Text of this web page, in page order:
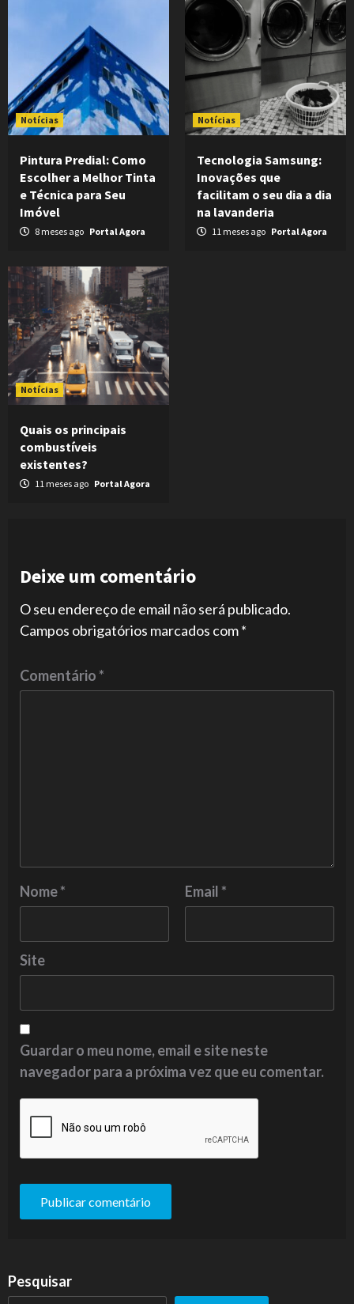
Notícias
Pintura Predial: Como
Escolher a Melhor Tinta
e Técnica para Seu
Imóvel
8 meses ago Portal Agora
Notícias
Tecnologia Samsung:
Inovações que
facilitam o seu dia a dia
na lavanderia
11 meses ago Portal Agora
Notícias
Quais os principais
combustíveis
existentes?
11 meses ago Portal Agora
Deixe um comentário
O seu endereço de email não será publicado.
Campos obrigatórios marcados com*
Comentário*
Nome* Email*
Site
Guardar o meu nome, email e site neste
navegador para a próxima vez que eu comentar.
Pesquisar